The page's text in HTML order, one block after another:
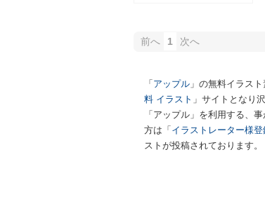
前へ 1 次へ
「 アップル 」の無料イラス
料 イラスト 」サイトとなり
「アップル」を利用する、
方は「 イラストレーター様登
ストが投稿されております。